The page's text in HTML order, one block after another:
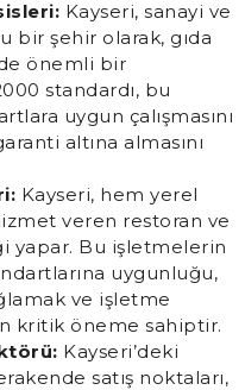
Kayseri, sanayi ve
bir şehir olarak, gıda
önemli bir
standardı, bu
uygun çalışmasını
altına almasını
Kayseri, hem yerel
veren restoran ve
yapar. Bu işletmelerin
uygunluğu,
ve işletme
kritik öneme sahiptir.
Kayseri’deki
satış noktaları,